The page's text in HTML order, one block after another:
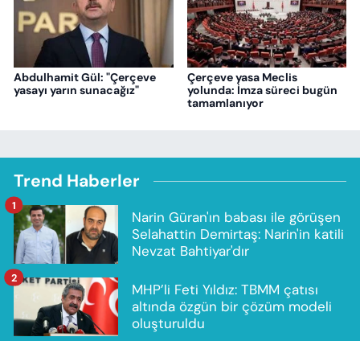
Abdulhamit Gül: "Çerçeve
yasayı yarın sunacağız"
Çerçeve yasa Meclis
yolunda: İmza süreci bugün
tamamlanıyor
Trend Haberler
Narin Güran'ın babası ile görüşen
Selahattin Demirtaş: Narin'in katili
Nevzat Bahtiyar'dır
1
MHP’li Feti Yıldız: TBMM çatısı
altında özgün bir çözüm modeli
oluşturuldu
2